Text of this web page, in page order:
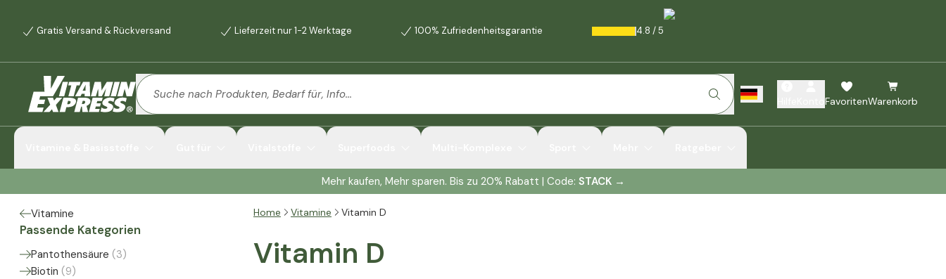
Gratis Versand & Rückversand Lieferzeit nur 1-2 Werktage 100% Zufriedenheitsgarantie 4.8 /5
FavoritenWarenkorb
Mehr kaufen, Mehr sparen. Bis zu 20% Rabatt | Code: STACK →
Vitamine
Passende Kategorien
Pantothensäure (3)
Biotin (9)
Home Vitamine Vitamin D
Vitamin D